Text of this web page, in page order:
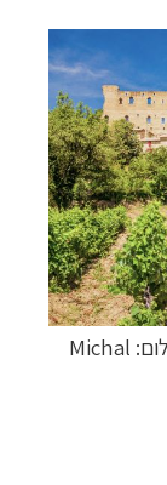
(צילום: Michal